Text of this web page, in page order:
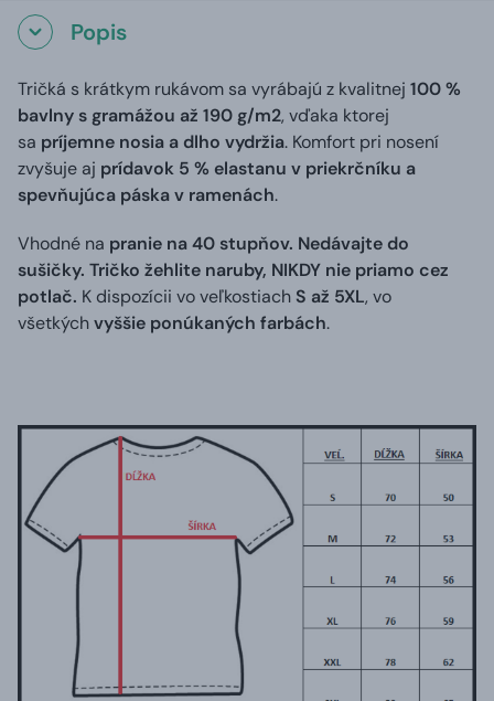
Popis
Tričká s krátkym rukávom sa vyrábajú z kvalitnej 100 %
bavlny s gramážou až 190 g/m2, vďaka ktorej
sa príjemne nosia a dlho vydržia. Komfort pri nosení
zvyšuje aj prídavok 5 % elastanu v priekrčníku a
spevňujúca páska v ramenách.
Vhodné na pranie na 40 stupňov. Nedávajte do
sušičky. Tričko žehlite naruby, NIKDY nie priamo cez
potlač. K dispozícii vo veľkostiach S až 5XL, vo
všetkýchvyššie ponúkaných farbách.